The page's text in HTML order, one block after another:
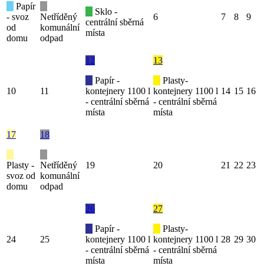
Papír
- svoz
od
domu
Netříděný
komunální
odpad
Sklo -
centrální sběrná
místa
6 7 8 9
10 11
12
Papír -
kontejnery 1100 l
- centrální sběrná
místa
13
Plasty-
kontejnery 1100 l
- centrální sběrná
místa
14 15 16
17
Plasty -
svoz od
domu
18
Netříděný
komunální
odpad
19 20 21 22 23
24 25
26
Papír -
kontejnery 1100 l
- centrální sběrná
místa
27
Plasty-
kontejnery 1100 l
- centrální sběrná
místa
28 29 30